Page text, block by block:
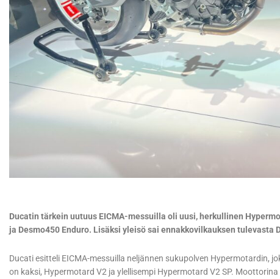
Ducatin tärkein uutuus EICMA-messuilla oli uusi, herkullinen
ja Desmo450 Enduro. Lisäksi yleisö sai ennakkovilkauksen tulevasta
Ducati esitteli EICMA-messuilla neljännen sukupolven Hypermotardin,
on kaksi, Hypermotard V2 ja ylellisempi Hypermotard V2 SP.